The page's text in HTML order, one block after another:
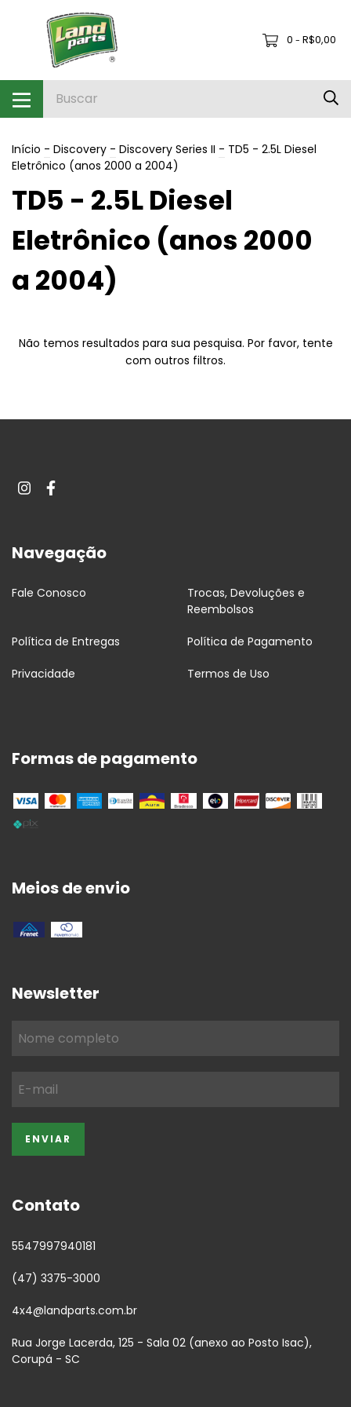
0 - R$0,00
Início - Discovery - Discovery Series II - TD5 - 2.5L Diesel
Eletrônico (anos 2000 a 2004)
TD5 - 2.5L Diesel
Eletrônico (anos 2000
a 2004)
Não temos resultados para sua pesquisa. Por favor, tente
com outros filtros.
Navegação
Fale Conosco
Trocas, Devoluções e
Reembolsos
Política de Entregas Política de Pagamento
Privacidade Termos de Uso
Formas de pagamento
Meios de envio
Newsletter
Contato
5547997940181
(47) 3375-3000
4x4@landparts.com.br
Rua Jorge Lacerda, 125 - Sala 02 (anexo ao Posto Isac),
Corupá - SC